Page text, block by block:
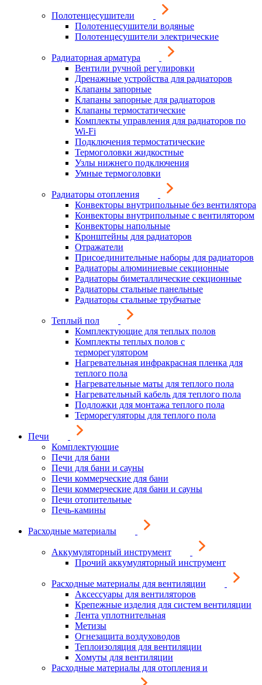
Полотенцесушители
Полотенцесушители водяные
Полотенцесушители электрические
Радиаторная арматура
Вентили ручной регулировки
Дренажные устройства для радиаторов
Клапаны запорные
Клапаны запорные для радиаторов
Клапаны термостатические
Комплекты управления для радиаторов по
Wi-Fi
Подключения термостатические
Термоголовки жидкостные
Узлы нижнего подключения
Умные термоголовки
Радиаторы отопления
Конвекторы внутрипольные без вентилятора
Конвекторы внутрипольные с вентилятором
Конвекторы напольные
Кронштейны для радиаторов
Отражатели
Присоединительные наборы для радиаторов
Радиаторы алюминиевые секционные
Радиаторы биметаллические секционные
Радиаторы стальные панельные
Радиаторы стальные трубчатые
Теплый пол
Комплектующие для теплых полов
Комплекты теплых полов с
терморегулятором
Нагревательная инфракрасная пленка для
теплого пола
Нагревательные маты для теплого пола
Нагревательный кабель для теплого пола
Подложки для монтажа теплого пола
Терморегуляторы для теплого пола
Печи
Комплектующие
Печи для бани
Печи для бани и сауны
Печи коммерческие для бани
Печи коммерческие для бани и сауны
Печи отопительные
Печь-камины
Расходные материалы
Аккумуляторный инструмент
Прочий аккумуляторный инструмент
Расходные материалы для вентиляции
Аксессуары для вентиляторов
Крепежные изделия для систем вентиляции
Лента уплотнительная
Метизы
Огнезащита воздуховодов
Теплоизоляция для вентиляции
Хомуты для вентиляции
Расходные материалы для отопления и